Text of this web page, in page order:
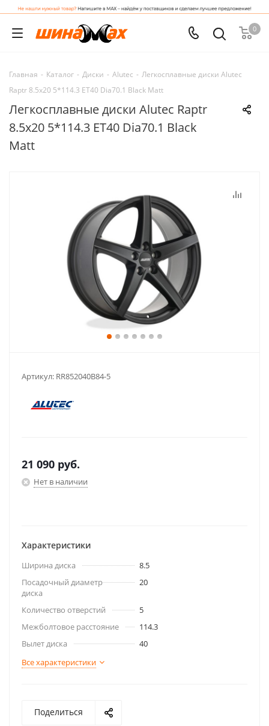
0
Главная - Каталог - Диски - Alutec - Легкосплавные диски Alutec
Raptr 8.5x20 5*114.3 ET40 Dia70.1 Black Matt
Легкосплавные диски Alutec Raptr
8.5x20 5*114.3 ET40 Dia70.1 Black
Matt
Артикул: RR852040B84-5
21 090 руб.
Нет в наличии
Характеристики
Ширина диска
8.5
Посадочный диаметр
диска
20
Количество отверстий
5
Межболтовое расстояние
114.3
Вылет диска
40
Все характеристики
Поделиться